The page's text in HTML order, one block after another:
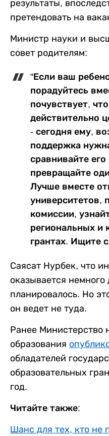
результаты,
претендовать на
Министр науки и
совет родителям:
"Если ваш
порадуйтесь
почувствует,
действительно
- сегодня ему,
поддержка
сравнивайте
превращайте
Лучше вместе
университетов,
комиссии,
региональных и
грантах. Ищите
Саясат Нурбек, что
оказывается
планировалось. Но
он ведет не туда.
Ранее Министерство
образования
обладателей
образовательных
год.
Читайте также:
Шанс для тех, кто не